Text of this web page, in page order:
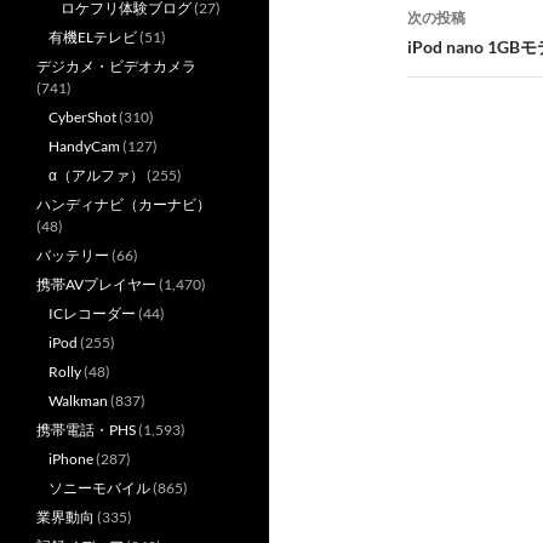
ビ
ゲ
次の投稿
iPod nano 1GB
ロケフリ体験ブログ(27)
有機ELテレビ(51)
デジカメ・ビデオカメラ
(741)
CyberShot(310)
HandyCam(127)
α（アルファ） (255)
ハンディナビ（カーナビ）
(48)
バッテリー (66)
携帯AVプレイヤー (1,470)
ICレコーダー (44)
iPod (255)
Rolly(48)
Walkman (837)
携帯電話・PHS(1,593)
iPhone(287)
ソニーモバイル(865)
業界動向 (335)